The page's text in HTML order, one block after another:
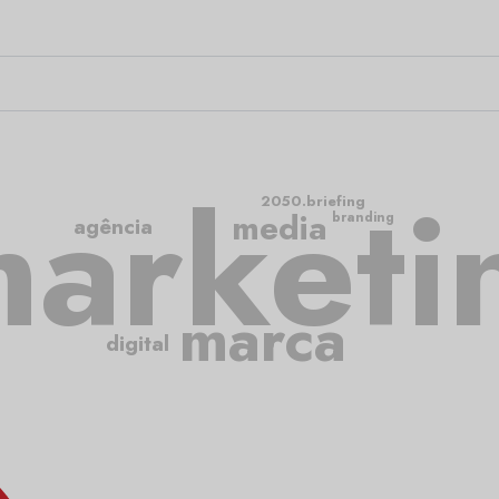
marca
media
agência
digital
2050.briefing
branding